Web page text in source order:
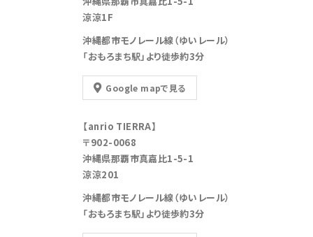
涼涼1F
沖縄都市モノレール線（ゆいレール）
「おもろまち駅」より徒歩約3分
Google mapで見る
【anrio TIERRA】
〒902-0068
沖縄県那覇市真嘉比1-5-1
涼涼201
沖縄都市モノレール線（ゆいレール）
「おもろまち駅」より徒歩約3分